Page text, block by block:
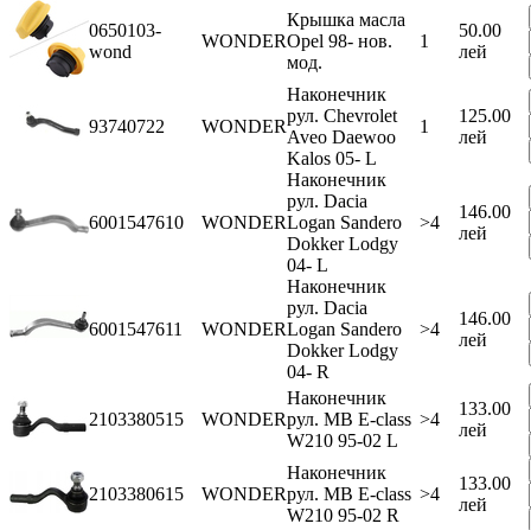
0650103-
wond
WONDER
Крышка масла
Opel 98- нов.
мод.
1
50.00
лей
93740722 WONDER
Наконечник
рул. Chevrolet
Aveo Daewoo
Kalos 05- L
1
125.00
лей
6001547610 WONDER
Наконечник
рул. Dacia
Logan Sandero
Dokker Lodgy
04- L
>4
146.00
лей
6001547611 WONDER
Наконечник
рул. Dacia
Logan Sandero
Dokker Lodgy
04- R
>4
146.00
лей
2103380515 WONDER
Наконечник
рул. MB E-class
W210 95-02 L
>4
133.00
лей
2103380615 WONDER
Наконечник
рул. MB E-class
W210 95-02 R
>4
133.00
лей